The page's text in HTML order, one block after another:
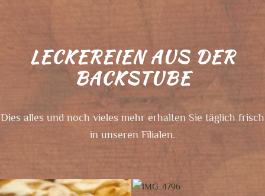
LECKEREIEN AUS DER
BACKSTUBE
Dies alles und noch vieles mehr erhalten Sie täglich frisch
in unseren Filialen.